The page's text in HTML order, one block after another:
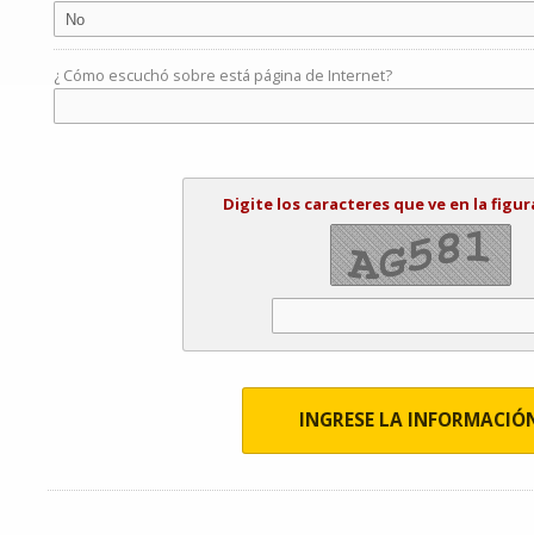
¿ Cómo escuchó sobre está página de Internet?
Digite los caracteres que ve en la
INGRESE LA